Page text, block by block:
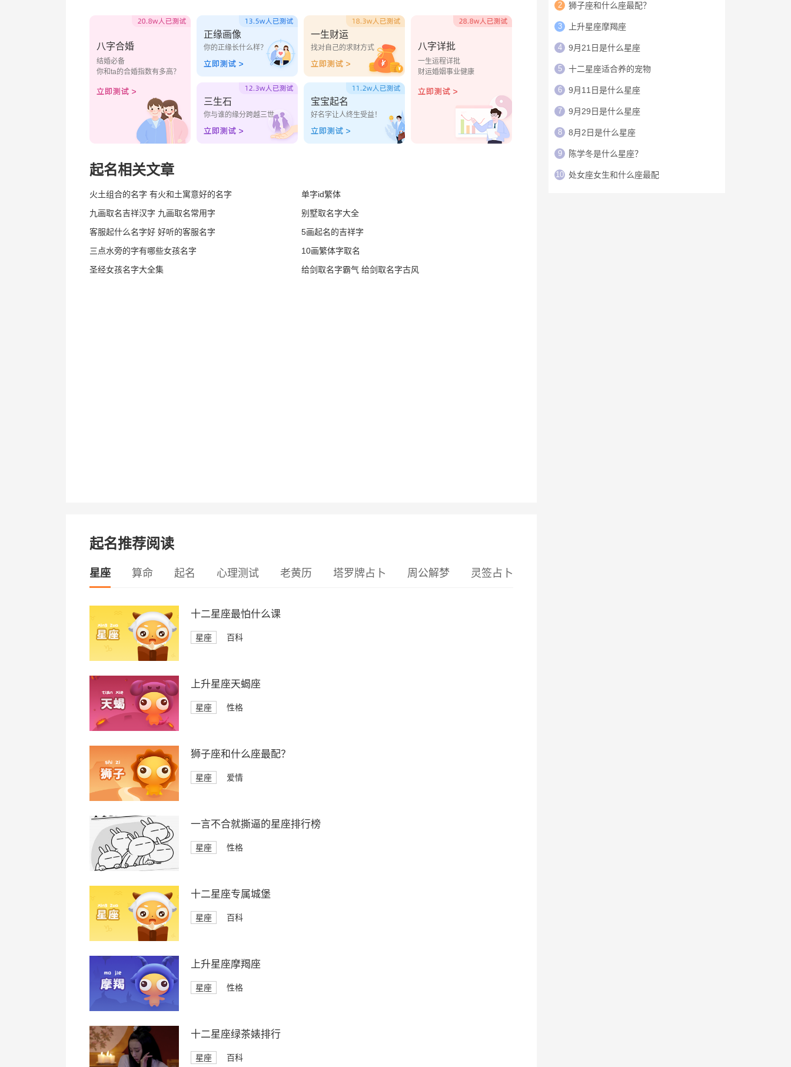
八字合婚
结婚必备
你和ta的合婚指数有多高？
正缘画像
你的正缘长什么样？
一生财运
找对自己的求财方式
三生石
你与谁的缘分跨越三世
宝宝起名
好名字让人终生受益！
八字详批
一生运程详批
财运婚姻事业健康
起名相关文章
火土组合的名字 有火和土寓意好的名字
单字id繁体
九画取名吉祥汉字 九画取名常用字
别墅取名字大全
客服起什么名字好 好听的客服名字
5画起名的吉祥字
三点水旁的字有哪些女孩名字
10画繁体字取名
圣经女孩名字大全集
给剑取名字霸气 给剑取名字古风
起名推荐阅读
星座 算命 起名 心理测试 老黄历 塔罗牌占卜 周公解梦 灵签占卜
十二星座最怕什么课
星座 百科
上升星座天蝎座
星座 性格
狮子座和什么座最配？
星座 爱情
一言不合就撕逼的星座排行榜
星座 性格
十二星座专属城堡
星座 百科
上升星座摩羯座
星座 性格
十二星座绿茶婊排行
星座 百科
2 狮子座和什么座最配？
3 上升星座摩羯座
4 9月21日是什么星座
5 十二星座适合养的宠物
6 9月11日是什么星座
7 9月29日是什么星座
8 8月2日是什么星座
9 陈学冬是什么星座？
10 处女座女生和什么座最配